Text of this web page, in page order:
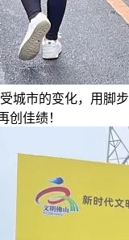
城市的变化，用脚
创佳绩！